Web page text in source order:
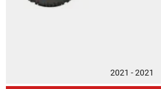
2021 - 2021